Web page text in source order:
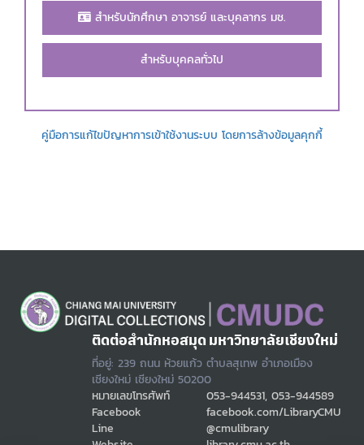
สำหรับนักศึกษา อาจารย์ และบุคลากร มช.
สำหรับบุคคลทั่วไป
คู่มือการแก้ไขปัญหาการเข้าใช้งานระบบ โดยการล้างข้อมูลคุกกี้
ติดต่อสำนักหอสมุด มหาวิทยาลัยเชียงใหม่
ที่อยู่: 239 ถนน ห้วยแก้ว ตำบลสุเทพ อำเภอเมือง
เชียงใหม่ เชียงใหม่ 50200
หมายเลขโทรศัพท์ 053-944531, 053-944589
Facebook
facebook.com/LibraryCMU
Line
@cmulibrary